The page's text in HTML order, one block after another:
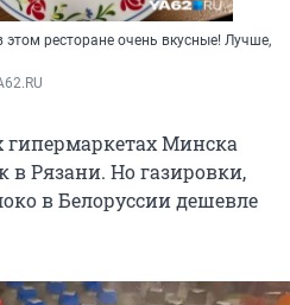
ресторане очень вкусные! Лучше,
гипермаркетах Минска
в Рязани. Но газировки,
в Белоруссии дешевле